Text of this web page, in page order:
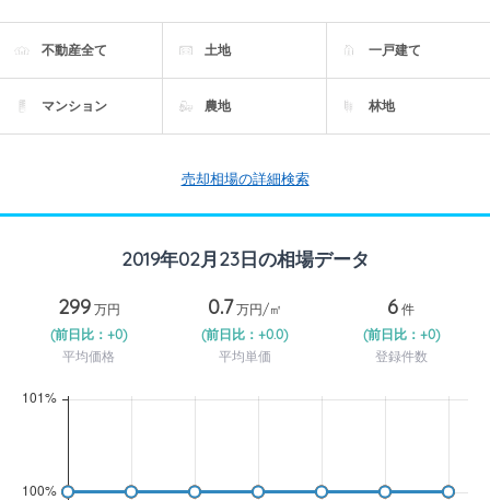
不動産全て 土地 一戸建て
マンション 農地 林地
売却相場の詳細検索
2019年02月23日の相場データ
299万円
(前日比：+0)
平均価格
0.7万円/㎡
(前日比：+0.0)
平均単価
6 件
(前日比：+0)
登録件数